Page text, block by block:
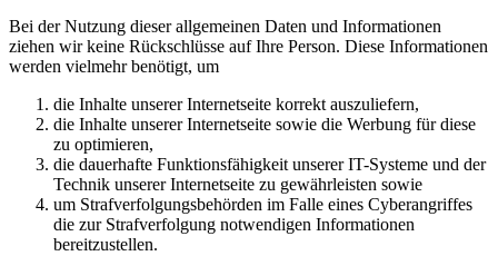
Bei der Nutzung dieser allgemeinen Daten und Informationen
ziehen wir keine Rückschlüsse auf Ihre Person. Diese Informationen
werden vielmehr benötigt, um
die Inhalte unserer Internetseite korrekt auszuliefern,
die Inhalte unserer Internetseite sowie die Werbung für diese
zu optimieren,
die dauerhafte Funktionsfähigkeit unserer IT-Systeme und der
Technik unserer Internetseite zu gewährleisten sowie
um Strafverfolgungsbehörden im Falle eines Cyberangriffes
die zur Strafverfolgung notwendigen Informationen
bereitzustellen.